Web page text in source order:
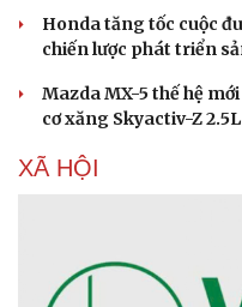
Honda tăng tốc cuộc
chiến lược phát triển
Mazda MX-5 thế hệ
cơ xăng Skyactiv-Z 2.5L
XÃ HỘI